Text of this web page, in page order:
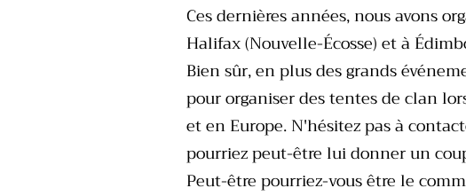
Ces dernières années, nous avons
Halifax (Nouvelle-Écosse) et à
Bien sûr, en plus des grands
pour organiser des tentes de clan
et en Europe. N'hésitez pas à
pourriez peut-être lui donner un
Peut-être pourriez-vous être le